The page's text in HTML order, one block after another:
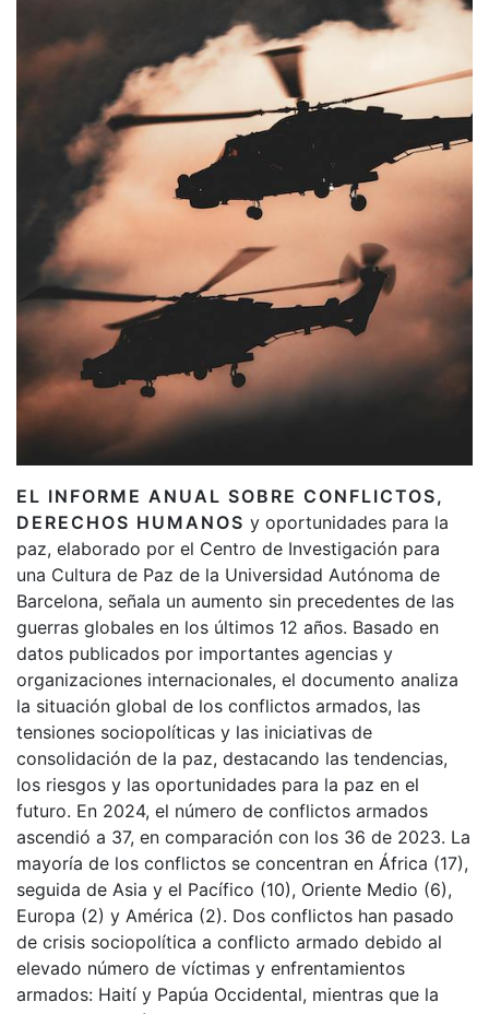
EL INFORME ANUAL SOBRE CONFLICTOS,
DERECHOS HUMANOS y oportunidades para la
paz, elaborado por el Centro de Investigación para
una Cultura de Paz de la Universidad Autónoma de
Barcelona, ​​señala un aumento sin precedentes de las
guerras globales en los últimos 12 años. Basado en
datos publicados por importantes agencias y
organizaciones internacionales, el documento analiza
la situación global de los conflictos armados, las
tensiones sociopolíticas y las iniciativas de
consolidación de la paz, destacando las tendencias,
los riesgos y las oportunidades para la paz en el
futuro. En 2024, el número de conflictos armados
ascendió a 37, en comparación con los 36 de 2023. La
mayoría de los conflictos se concentran en África (17),
seguida de Asia y el Pacífico (10), Oriente Medio (6),
Europa (2) y América (2). Dos conflictos han pasado
de crisis sociopolítica a conflicto armado debido al
elevado número de víctimas y enfrentamientos
armados: Haití y Papúa Occidental, mientras que la